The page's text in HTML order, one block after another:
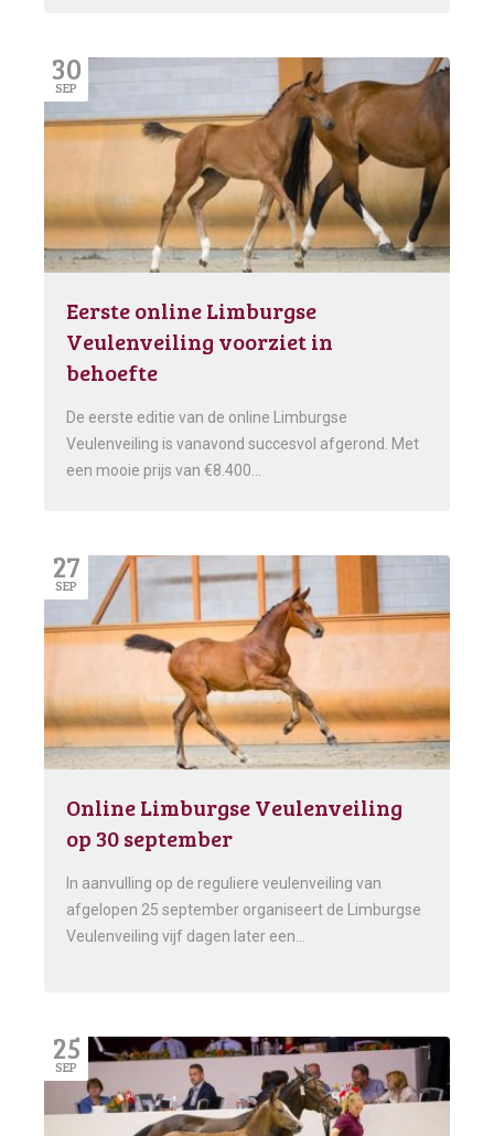
30
SEP
Eerste online Limburgse
Veulenveiling voorziet in
behoefte
De eerste editie van de online Limburgse
Veulenveiling is vanavond succesvol afgerond. Met
een mooie prijs van €8.400…
27
SEP
Online Limburgse Veulenveiling
op 30 september
In aanvulling op de reguliere veulenveiling van
afgelopen 25 september organiseert de Limburgse
Veulenveiling vijf dagen later een…
25
SEP